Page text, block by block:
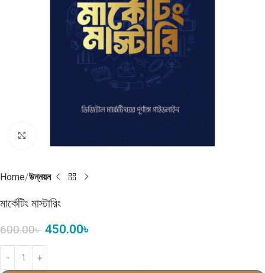
Home উন্নয়ন
মার্কেটিং মাস্টারিং
600.00৳ 450.00৳